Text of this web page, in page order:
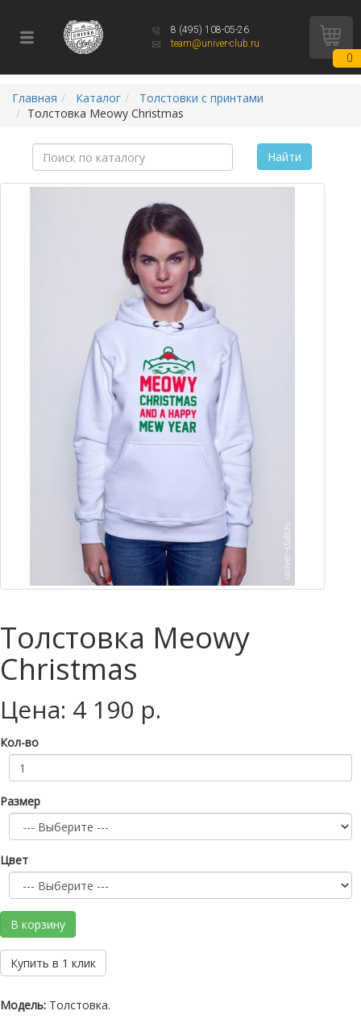
8 (495) 108-05-26
team@univer-club.ru
0
Главная Каталог
Толстовки с принтами
Толстовка Meowy Christmas
Найти
Толстовка Meowy
Christmas
Цена: 4 190 р.
Кол-во
Размер
Цвет
В корзину
Купить в 1 клик
Модель: Толстовка.